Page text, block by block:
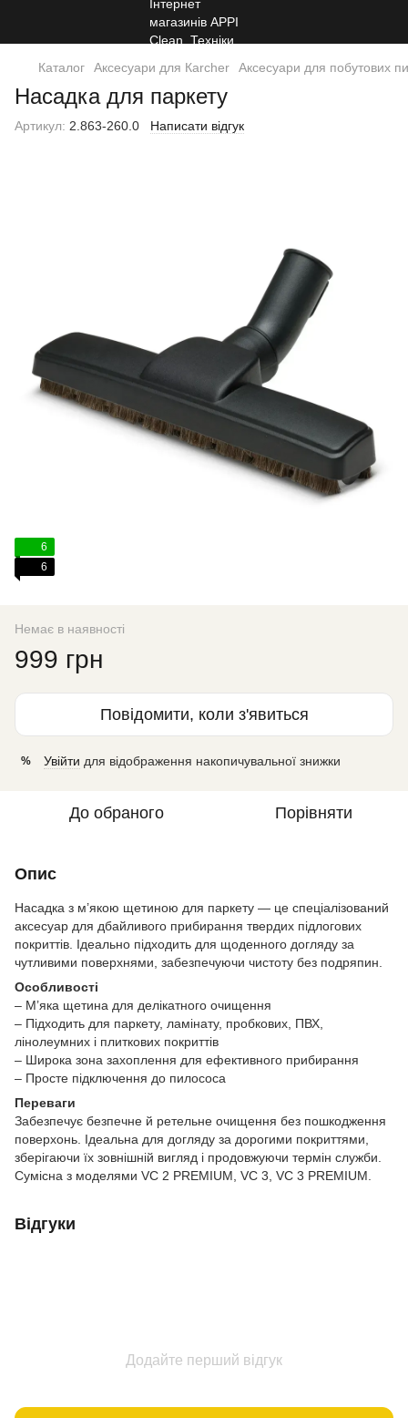
Каталог Аксесуари для Кarcher Аксесуари для побутових
Насадка для паркету
Артикул: 2.863-260.0 Написати відгук
6
6
Немає в наявності
999 грн
Повідомити, коли з'явиться
% Увійти для відображення накопичувальної знижки
До обраного Порівняти
Опис
Насадка з м’якою щетиною для паркету — це спеціалізований
аксесуар для дбайливого прибирання твердих підлогових
покриттів. Ідеально підходить для щоденного догляду за
чутливими поверхнями, забезпечуючи чистоту без подряпин.
Особливості
– М’яка щетина для делікатного очищення
– Підходить для паркету, ламінату, пробкових, ПВХ,
лінолеумних і плиткових покриттів
– Широка зона захоплення для ефективного прибирання
– Просте підключення до пилососа
Переваги
Забезпечує безпечне й ретельне очищення без пошкодження
поверхонь. Ідеальна для догляду за дорогими покриттями,
зберігаючи їх зовнішній вигляд і продовжуючи термін служби.
Сумісна з моделями VC 2 PREMIUM, VC 3, VC 3 PREMIUM.
Відгуки
Додайте перший відгук